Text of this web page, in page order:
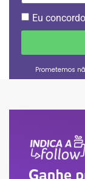
Eu
Prometemos